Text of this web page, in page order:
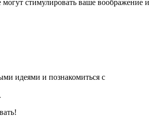
стимулировать ваше воображение и
идеями и познакомиться с